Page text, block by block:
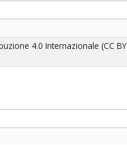
4.0 Internazionale (CC BY